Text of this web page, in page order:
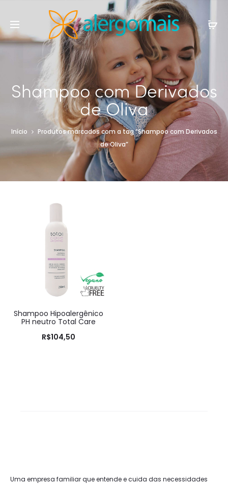
Shampoo com Derivados
de Oliva
Início
Produtos marcados com a tag “Shampoo com Derivados
de Oliva”
Shampoo Hipoalergênico
PH neutro Total Care
R$104,50
Uma empresa familiar que entende e cuida das necessidades